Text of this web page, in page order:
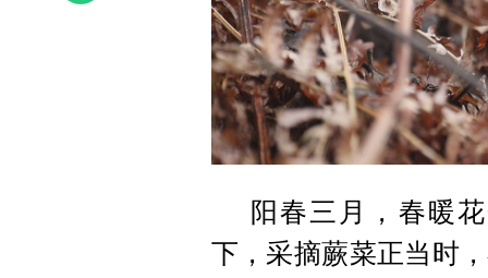
阳春三月，春暖
下，采摘蕨菜正当时